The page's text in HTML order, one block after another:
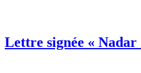
Lettre signée «